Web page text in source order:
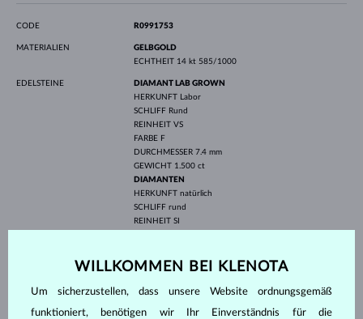
CODE R0991753
MATERIALIEN
GELBGOLD
ECHTHEIT 14 kt 585/1000
EDELSTEINE
DIAMANT LAB GROWN
HERKUNFT
Labor
SCHLIFF Rund
REINHEIT VS
FARBE F
DURCHMESSER 7.4 mm
GEWICHT 1.500 ct
DIAMANTEN
HERKUNFT natürlich
SCHLIFF rund
REINHEIT SI
GEWICHT0.216 ct
WILLKOMMEN BEI KLENOTA
Um sicherzustellen, dass unsere Website ordnungsgemäß
funktioniert, benötigen wir Ihr Einverständnis für die